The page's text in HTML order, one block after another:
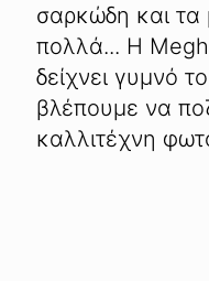
σαρκώδη και τα
πολλά... Η
δείχνει γυμνό
βλέπουμε να
καλλιτέχνη